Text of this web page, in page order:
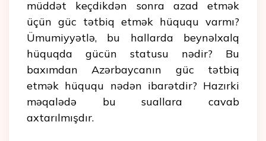
müddət keçdikdən sonra azad etmək
üçün güc tətbiq etmək hüququ varmı?
Ümumiyyətlə, bu hallarda beynəlxalq
hüquqda gücün statusu nədir? Bu
baxımdan Azərbaycanın güc tətbiq
etmək hüququ nədən ibarətdir? Hazırki
məqalədə bu suallara cavab
axtarılmışdır.